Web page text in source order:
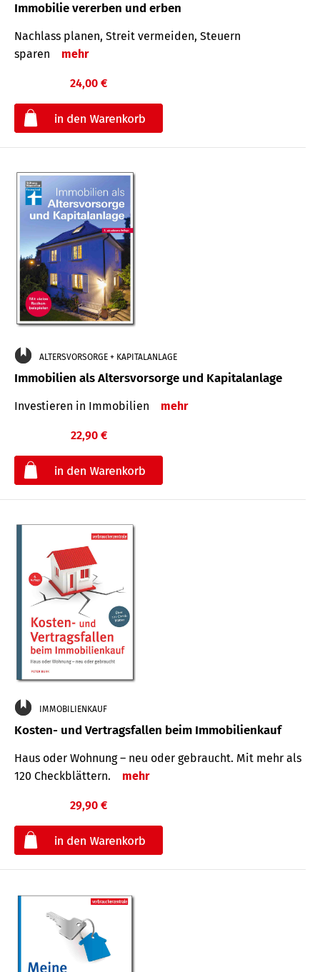
Immobilie vererben und erben
Nachlass planen, Streit vermeiden, Steuern
sparen
mehr
24,00 €
ALTERSVORSORGE + KAPITALANLAGE
Immobilien als Altersvorsorge und Kapitalanlage
Investieren in Immobilien mehr
22,90 €
IMMOBILIENKAUF
Kosten- und Vertragsfallen beim Immobilienkauf
Haus oder Wohnung – neu oder gebraucht. Mit mehr als
120 Check­blättern.
mehr
29,90 €